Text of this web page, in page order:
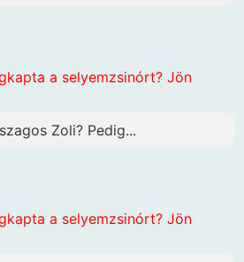
a selyemzsinórt? Jön
Zoli? Pedig...
a selyemzsinórt? Jön